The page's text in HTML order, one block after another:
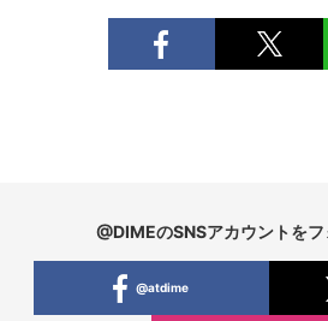
@DIMEのSNSアカウントをフ
@atdime